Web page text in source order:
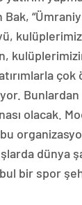
çok
olacak.
dünya
bir spor